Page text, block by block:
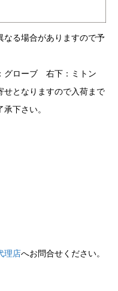
る場合がありますので予
ローブ 右下：ミトン
となりますので入荷まで
下さい。
理店へお問合せください。